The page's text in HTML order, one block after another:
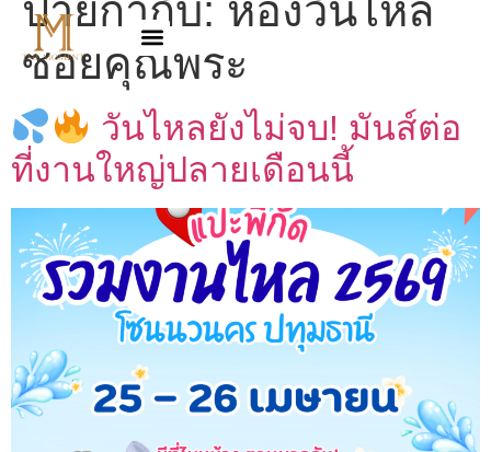
ป้ายกำกับ: ห้องวันไหล
ซอยคุณพระ
วันไหลยังไม่จบ! มันส์ต่อ
ที่งานใหญ่ปลายเดือนนี้